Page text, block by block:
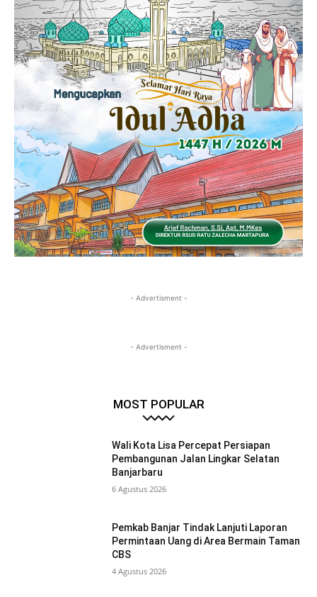
- Advertisment -
- Advertisment -
MOST POPULAR
Wali Kota Lisa Percepat Persiapan
Pembangunan Jalan Lingkar Selatan
Banjarbaru
6 Agustus 2026
Pemkab Banjar Tindak Lanjuti Laporan
Permintaan Uang di Area Bermain Taman
CBS
4 Agustus 2026